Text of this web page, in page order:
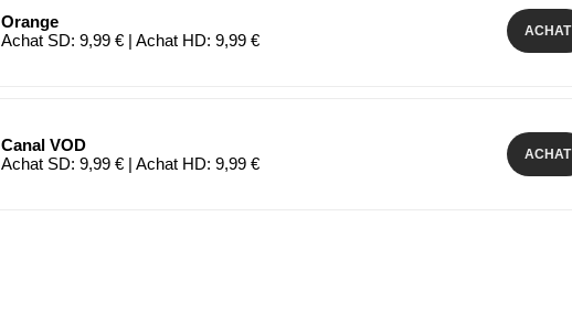
Orange
Achat SD: 9,99 € | Achat HD: 9,99 €
ACHAT
Canal VOD
Achat SD: 9,99 € | Achat HD: 9,99 €
ACHAT